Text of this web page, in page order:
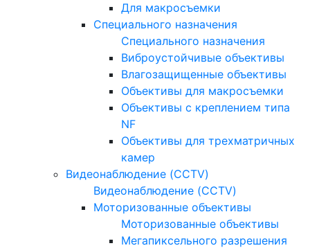
Для макросъемки
Специального назначения
Специального назначения
Виброустойчивые объективы
Влагозащищенные объективы
Объективы для макросъемки
Объективы с креплением типа
NF
Объективы для трехматричных
камер
Видеонаблюдение (CCTV)
Видеонаблюдение (CCTV)
Моторизованные объективы
Моторизованные объективы
Мегапиксельного разрешения